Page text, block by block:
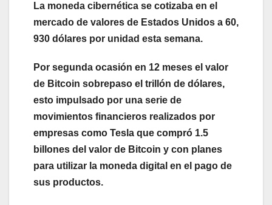
La moneda cibernética se cotizaba en el
mercado de valores de Estados Unidos a 60,
930 dólares por unidad esta semana.
Por segunda ocasión en 12 meses el valor
de Bitcoin sobrepaso el trillón de dólares,
esto impulsado por una serie de
movimientos financieros realizados por
empresas como Tesla que compró 1.5
billones del valor de Bitcoin y con planes
para utilizar la moneda digital en el pago de
sus productos.